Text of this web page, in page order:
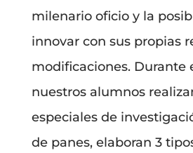
milenario oficio y la
innovar con sus propias
modificaciones. Durante
nuestros alumnos
especiales de
de panes, elaboran 3